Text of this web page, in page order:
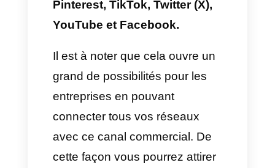
utilisateurs ayant des profils
commerciaux d’ajouter les liens
de leurs profils de réseaux
sociaux à leurs comptes. Cette
fonction permet d’ajouter les
liens suivants entre autres :
Instagram, LinkedIn,